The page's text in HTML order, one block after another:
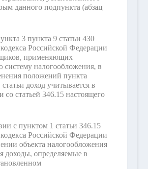
данного подпункта (абзац
3 пункта 9 статьи 430
Российской Федерации
применяющих
налогообложения, в
положений пункта
доход учитывается в
со статьей 346.15 настоящего
с пунктом 1 статьи 346.15
Российской Федерации
объекта налогообложения
доходы, определяемые в